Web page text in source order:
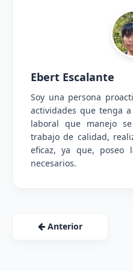
Ebert Escalante
Soy una persona
actividades que tenga
laboral que manejo
trabajo de calidad,
eficaz, ya que, poseo
necesarios.
Anterior